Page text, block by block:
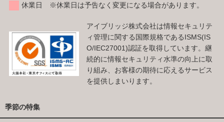
休業日 ※休業日は予告なく変更になる場合があります。
アイブリッジ株式会社は情報セキュリテ
ィ管理に関する国際規格であるISMS(IS
O/IEC27001)認証を取得しています。継
続的に情報セキュリティ水準の向上に取
り組み、お客様の期待に応えるサービス
を提供しまいります。
季節の特集